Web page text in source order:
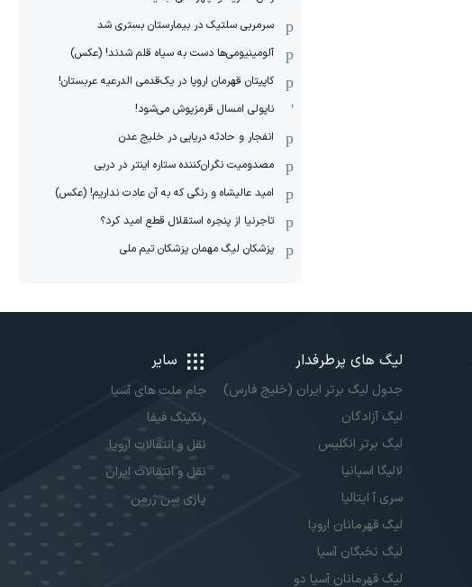
سرمربی سلتیک در بیمارستان بستری شد
آلومینیومی‌ها دست به سیاه قلم شدند! (عکس)
کاپیتان قهرمان اروپا در یک‌قدمی الدرعیه عربستان!
ناپولی امسال قرمزپوش می‌شود!
انفجار و حادثه دریایی در خلیج عدن
مصدومیت نگران‌کننده ستاره اینتر در دربی
امید عالیشاه و رنگی که به آن عادت نداریم! (عکس)
تاجرنیا از پنجره استقلال قطع امید کرد؟
پزشکان لیگ مهمان پزشکان تیم ملی
لیگ های پرطرفدار
جدول لیگ برتر ایران (خلیج فارس)
لیگ آزادگان
لیگ برتر انگلیس
لالیگا اسپانیا
سری آ ایتالیا
لیگ قهرمانان اروپا
لیگ نخبگان آسیا
لیگ قهرمانان آسیا دو
سایر
جام ملت های آسیا
رنکینگ فیفا
نقل و انتقالات اروپا
نقل و انتقالات ایران
پاری سن ژرمن